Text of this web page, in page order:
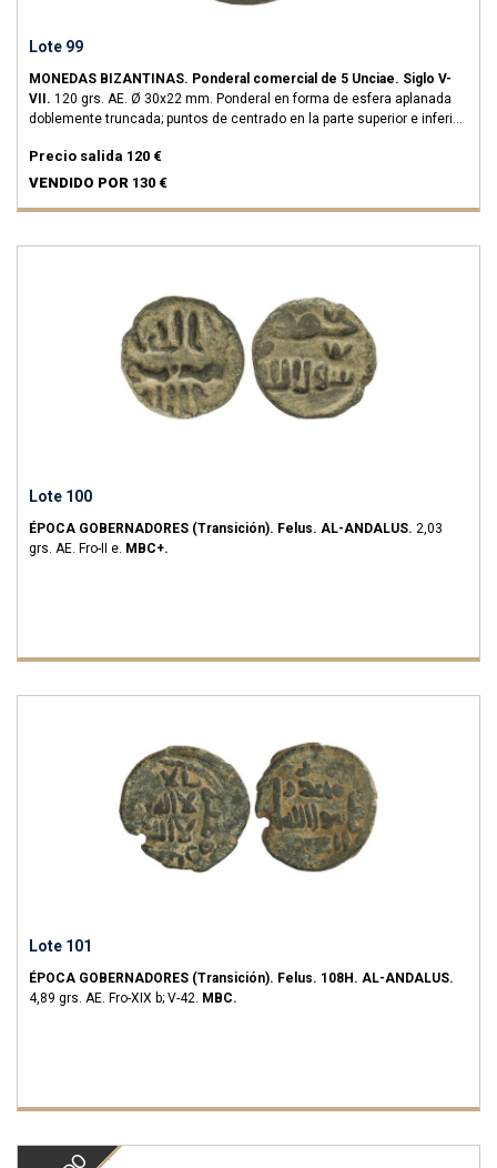
Lote 99
MONEDAS BIZANTINAS. Ponderal comercial de 5 Unciae. Siglo V-
VII. 120 grs. AE. Ø 30x22 mm. Ponderal en forma de esfera aplanada
doblemente truncada; puntos de centrado en la parte superior e inferior;
de incrustaciones de plata.. Pátina verde.
EBC.
Precio salida 120 €
VENDIDO POR 130 €
Lote 100
ÉPOCA GOBERNADORES (Transición). Felus. AL-ANDALUS. 2,03
grs. AE. Fro-II e. MBC+.
Lote 101
ÉPOCA GOBERNADORES (Transición). Felus. 108H. AL-ANDALUS.
4,89 grs. AE. Fro-XIX b; V-42. MBC.